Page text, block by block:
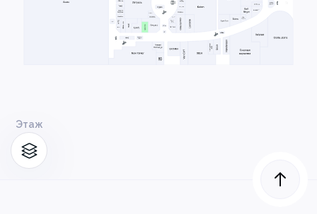
Услуги и сервис
Свободная площадь
Этаж